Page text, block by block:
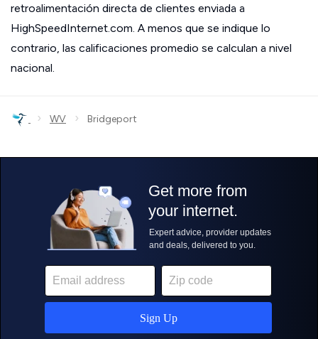
retroalimentación directa de clientes enviada a
HighSpeedInternet.com. A menos que se indique lo
contrario, las calificaciones promedio se calculan a nivel
nacional.
› WV › Bridgeport